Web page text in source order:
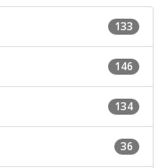
133
146
134
36